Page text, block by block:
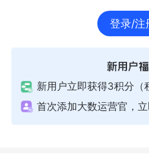
登录/注
新用户立即获得3积分（
首次添加大数运营官，